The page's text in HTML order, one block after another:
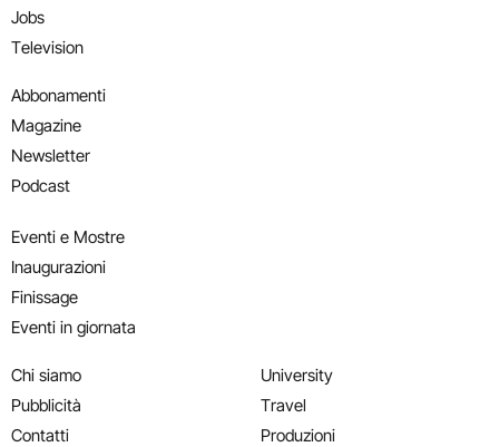
Jobs
Television
Abbonamenti
Magazine
Newsletter
Podcast
Eventi e Mostre
Inaugurazioni
Finissage
Eventi in giornata
Chi siamo
Pubblicità
Contatti
University
Travel
Produzioni